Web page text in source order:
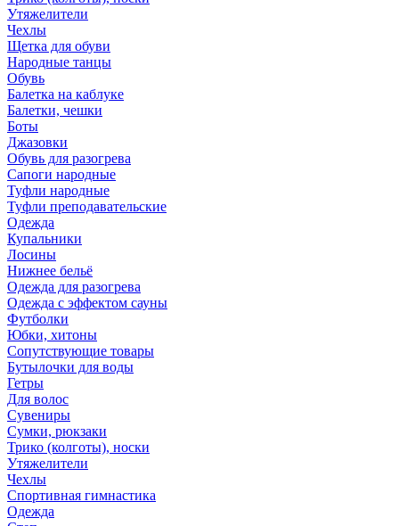
Утяжелители
Чехлы
Щетка для обуви
Народные танцы
Обувь
Балетка на каблуке
Балетки, чешки
Боты
Джазовки
Обувь для разогрева
Сапоги народные
Туфли народные
Туфли преподавательские
Одежда
Купальники
Лосины
Нижнее бельё
Одежда для разогрева
Одежда с эффектом сауны
Футболки
Юбки, хитоны
Сопутствующие товары
Бутылочки для воды
Гетры
Для волос
Сувениры
Сумки, рюкзаки
Трико (колготы), носки
Утяжелители
Чехлы
Спортивная гимнастика
Одежда